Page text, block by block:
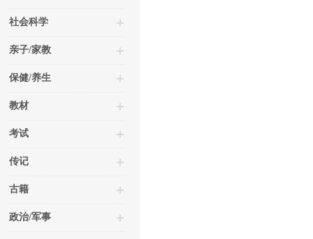
社会科学
亲子/家教
保健/养生
教材
考试
传记
古籍
政治/军事